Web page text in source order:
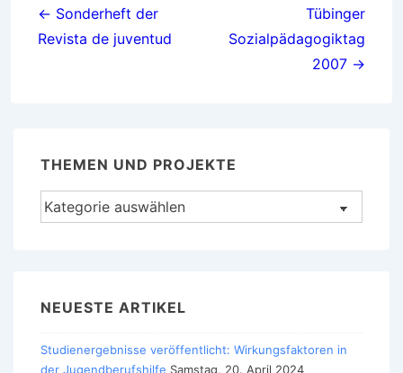
← Sonderheft der
Revista de juventud
Tübinger
Sozialpädagogiktag
2007 →
THEMEN UND PROJEKTE
Themen
und
NEUESTE ARTIKEL
Studienergebnisse veröffentlicht: Wirkungsfaktoren in
der Jugendberufshilfe Samstag, 20. April 2024